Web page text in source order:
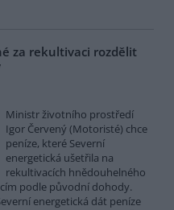
za rekultivaci rozdělit
Ministr životního prostředí
Igor Červený (Motoristé) chce
peníze, které Severní
energetická ušetřila na
rekultivacích hnědouhelného
podle původní dohody.
energetická dát peníze